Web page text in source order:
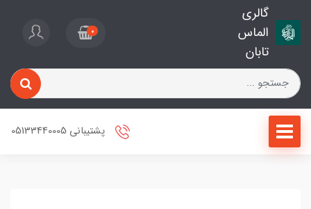
گالری
الماس
تابان
0
پشتیبانی 05133440005